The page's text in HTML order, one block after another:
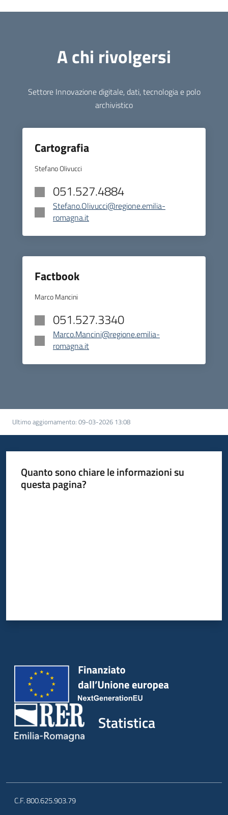
A chi rivolgersi
Settore Innovazione digitale, dati, tecnologia e polo
archivistico
Cartografia
Stefano Olivucci
051.527.4884
Stefano.Olivucci@regione.emilia-
romagna.it
Factbook
Marco Mancini
051.527.3340
Marco.Mancini@regione.emilia-
romagna.it
Ultimo aggiornamento: 09-03-2026 13:08
Quanto sono chiare le informazioni su
questa pagina?
Statistica
C.F. 800.625.903.79